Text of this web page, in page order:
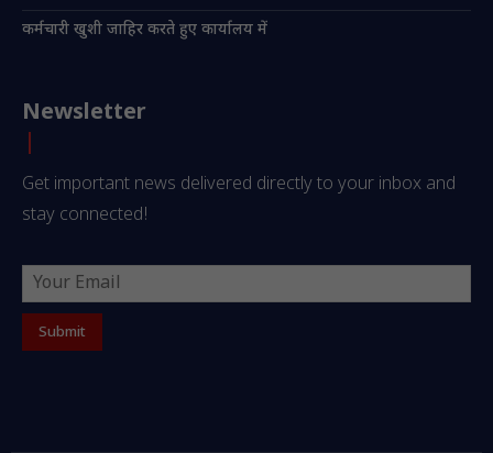
कर्मचारी खुशी जाहिर करते हुए कार्यालय में
Newsletter
Get important news delivered directly to your inbox and
stay connected!